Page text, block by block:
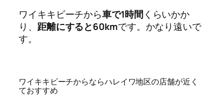
ワイキキビーチから車で1時間くらいかか
り、 距離にすると60kmです。かなり遠いで
す。
ワイキキビーチからならハレイワ地区の店舗が近く
ておすすめ